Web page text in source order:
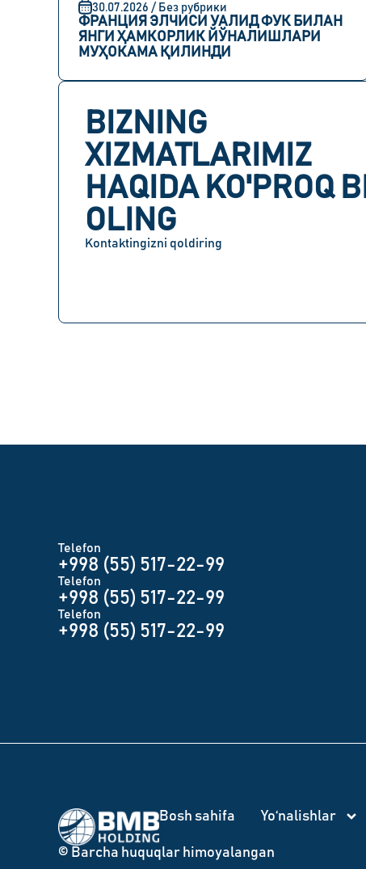
30.07.2026 / Без рубрики
ФРАНЦИЯ ЭЛЧИСИ УАЛИД ФУК БИЛАН
ЯНГИ ҲАМКОРЛИК ЙЎНАЛИШЛАРИ
МУҲОКАМА ҚИЛИНДИ
BIZNING
XIZMATLARIMIZ
HAQIDA KO'PROQ
OLING
Kontaktingizni qoldiring
Telefon
+998 (55) 517-22-99
Telefon
+998 (55) 517-22-99
Telefon
+998 (55) 517-22-99
Bosh sahifa Yo‘nalishlar
© Barcha huquqlar himoyalangan